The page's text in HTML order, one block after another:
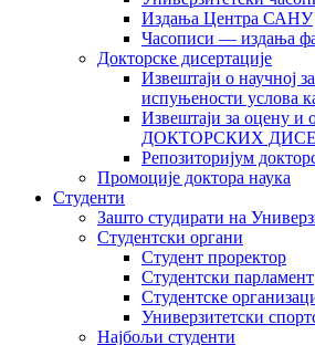
Издања Центра САНУ
Часописи — издања
Докторске дисертације
Извештаји о научној
испуњености услова
Извештаји за оцену и
ДОКТОРСКИХ
Репозиторијум
Промоције доктора наука
Студенти
Зашто студирати на
Студентски органи
Студент проректор
Студентски парламент
Студентске
Универзитетски
Најбољи студенти